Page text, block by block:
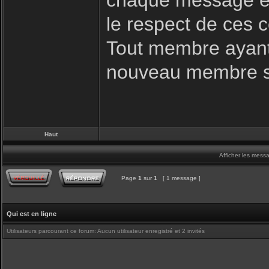
le respect de ces
Tout membre
nouveau membre
Haut
Afficher les
Page 1 sur 1 [ 1 message ]
Qui est en ligne
Utilisateurs parcourant ce forum: Aucun utilisateur enregistré et 2 invités